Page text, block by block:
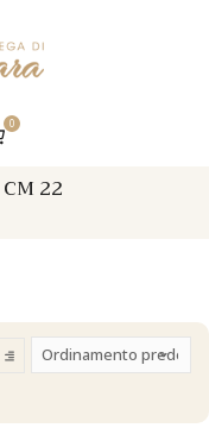
0
CM 22